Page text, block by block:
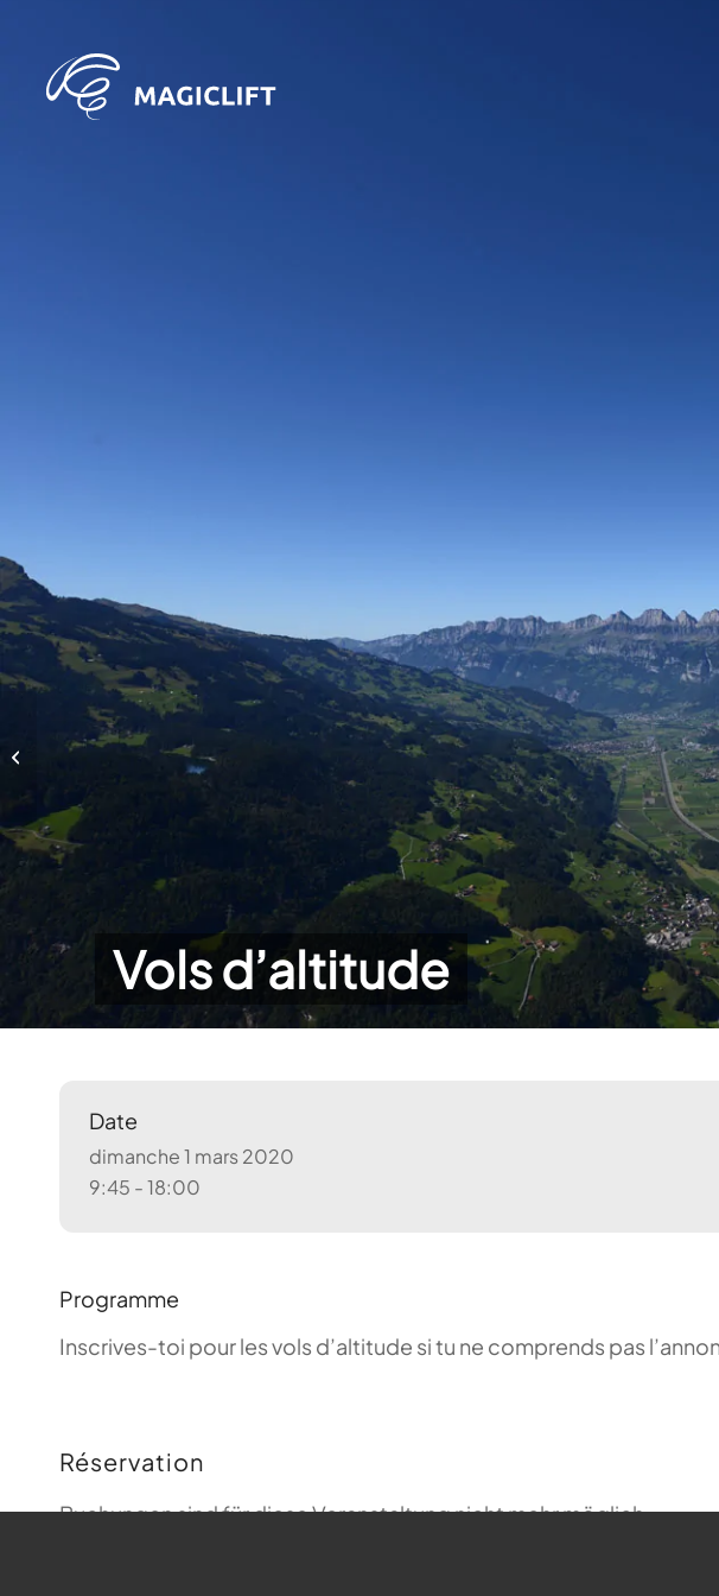
Vols d’altitude
Date
dimanche 1 mars 2020
9:45 - 18:00
Programme
Inscrives-toi pour les vols d’altitude si tu ne comprends pas
Réservation
Buchungen sind für diese Veranstaltung nicht mehr möglich.
Vols d’altitude